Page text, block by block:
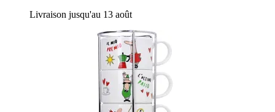
Livraison jusqu'au 13 août